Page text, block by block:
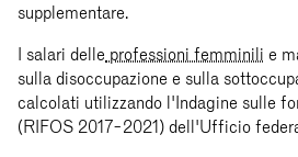
supplementare.
I salari delle professioni femminili e
sulla disoccupazione e sulla
calcolati utilizzando l'Indagine sulle
(RIFOS 2017-2021) dell'Ufficio